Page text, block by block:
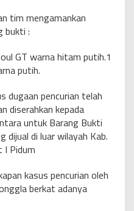
tim mengamankan
bukti :
GT warna hitam putih.1
putih.
dugaan pencurian telah
diserahkan kepada
untuk Barang Bukti
dijual di luar wilayah Kab.
I Pidum
kasus pencurian oleh
berkat adanya